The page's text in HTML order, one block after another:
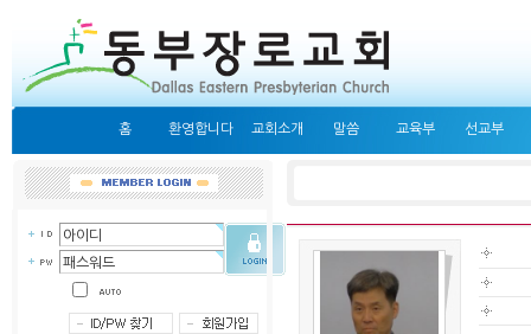
홈 환영합니다 교회소개 말씀 교육부 선교부